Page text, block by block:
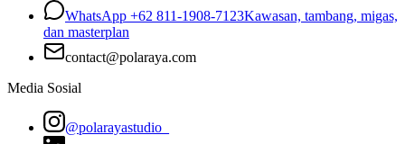
WhatsApp +62 811-1908-7123Kawasan, tambang, migas,
dan masterplan
contact@polaraya.com
Media Sosial
@polarayastudio_